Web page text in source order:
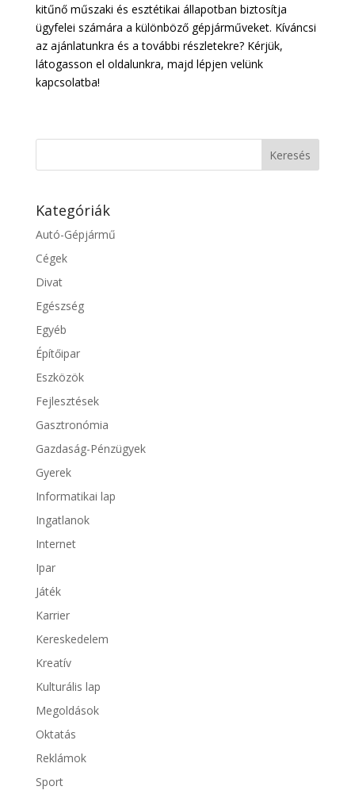
kitűnő műszaki és esztétikai állapotban biztosítja
ügyfelei számára a különböző gépjárműveket. Kíváncsi
az ajánlatunkra és a további részletekre? Kérjük,
látogasson el oldalunkra, majd lépjen velünk
kapcsolatba!
Kategóriák
Autó-Gépjármű
Cégek
Divat
Egészség
Egyéb
Építőipar
Eszközök
Fejlesztések
Gasztronómia
Gazdaság-Pénzügyek
Gyerek
Informatikai lap
Ingatlanok
Internet
Ipar
Játék
Karrier
Kereskedelem
Kreatív
Kulturális lap
Megoldások
Oktatás
Reklámok
Sport